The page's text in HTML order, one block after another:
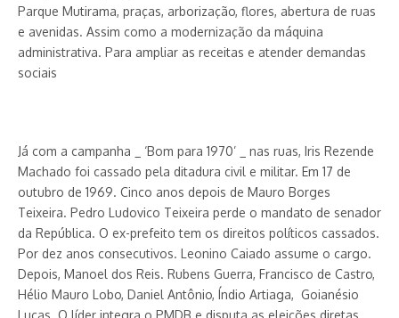
Parque Mutirama, praças, arborização, flores, abertura de ruas
e avenidas. Assim como a modernização da máquina
administrativa. Para ampliar as receitas e atender demandas
sociais
Já com a campanha _ ‘Bom para 1970’ _ nas ruas, Iris Rezende
Machado foi cassado pela ditadura civil e militar. Em 17 de
outubro de 1969. Cinco anos depois de Mauro Borges
Teixeira. Pedro Ludovico Teixeira perde o mandato de senador
da República. O ex-prefeito tem os direitos políticos cassados.
Por dez anos consecutivos. Leonino Caiado assume o cargo.
De­pois, Manoel dos Reis. Rubens Guerra, Francisco de Castro,
Hélio Mauro Lobo, Daniel Antônio, Índio Artiaga, Goianésio
Lucas. O líder integra o PMDB e disputa as eleições diretas.